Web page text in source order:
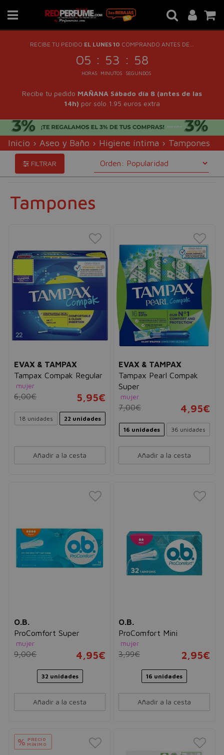
RECIBE TU PEDIDO EL LUNES 10 COMPRANDO ANTES DE...
05 : 53 : 58
HORAS MINUTOS SEGUNDOS
Recibe tu pedido MAÑANA Sábado día 8 (antes de las
14h) por sólo 1.95 euros extra
Inicio › Aseo y Baño › Higiene íntima › Tampones
FILTRAR
Tampones
EVAX & TAMPAX
Tampax Compak Regular
mujer
6,00€ 5,95€
18 unidades 22 unidades
Añadir a la cesta
EVAX & TAMPAX
Tampax Pearl Compak
Super
mujer
7,00€ 4,95€
16 unidades 36 unidades
Añadir a la cesta
O.B.
ProComfort Super
mujer
9,00€ 4,95€
32 unidades
Añadir a la cesta
O.B.
ProComfort Mini
mujer
3,99€ 2,95€
16 unidades
Añadir a la cesta
% PRECIO
MÍNIMO